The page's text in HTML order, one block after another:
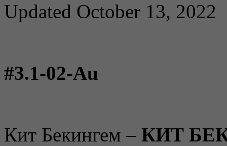
Updated October 13, 2022
#3.1-02-Au
Кит Бекингем – КИТ